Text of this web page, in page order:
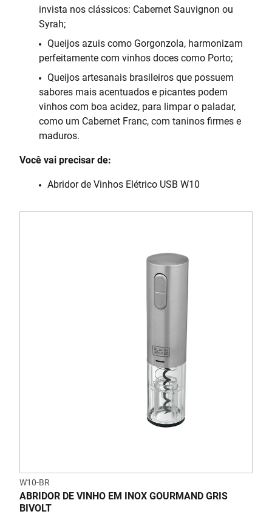
invista nos clássicos: Cabernet Sauvignon ou
Syrah;
Queijos azuis como Gorgonzola, harmonizam
perfeitamente com vinhos doces como Porto;
Queijos artesanais brasileiros que possuem
sabores mais acentuados e picantes podem
vinhos com boa acidez, para limpar o paladar,
como um Cabernet Franc, com taninos firmes e
maduros.
Você vai precisar de:
Abridor de Vinhos Elétrico USB W10
W10-BR
ABRIDOR DE VINHO EM INOX GOURMAND GRIS
BIVOLT